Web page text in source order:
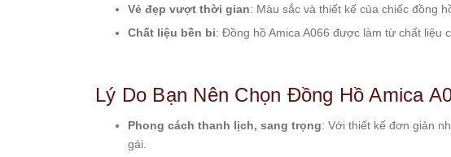
Phẩm
Khác
Hồ
Vòng
Tay
Vẻ đẹp vượt thời gian: Màu sắc và thiết kế của chiếc đồng
Chất liệu bền bỉ: Đồng hồ Amica A066 được làm từ chất liệu
Lý Do Bạn Nên Chọn Đồng Hồ Amica
Phong cách thanh lịch, sang trọng: Với thiết kế đơn giản
gái.